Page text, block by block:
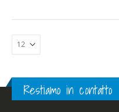
Restiamo in contatto